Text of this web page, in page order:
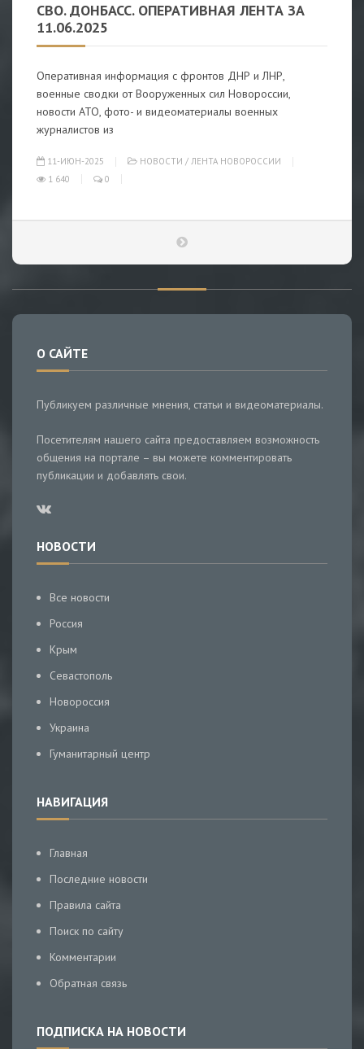
СВО. ДОНБАСС. ОПЕРАТИВНАЯ ЛЕНТА ЗА
11.06.2025
Оперативная информация с фронтов ДНР и ЛНР,
военные сводки от Вооруженных сил Новороссии,
новости АТО, фото- и видеоматериалы военных
журналистов из
11-ИЮН-2025 НОВОСТИ / ЛЕНТА НОВОРОССИИ
1 640
0
О САЙТЕ
Публикуем различные мнения, статьи и видеоматериалы.
Посетителям нашего сайта предоставляем возможность
общения на портале – вы можете комментировать
публикации и добавлять свои.
НОВОСТИ
Все новости
Россия
Крым
Севастополь
Новороссия
Украина
Гуманитарный центр
НАВИГАЦИЯ
Главная
Последние новости
Правила сайта
Поиск по сайту
Комментарии
Обратная связь
ПОДПИСКА НА НОВОСТИ